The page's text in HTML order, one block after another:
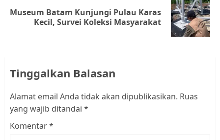
Next
Museum Batam Kunjungi Pulau Karas
Kecil, Survei Koleksi Masyarakat
Tinggalkan Balasan
Alamat email Anda tidak akan dipublikasikan. Ruas
yang wajib ditandai *
Komentar*